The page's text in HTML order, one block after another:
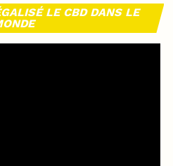
LE CBD DANS LE